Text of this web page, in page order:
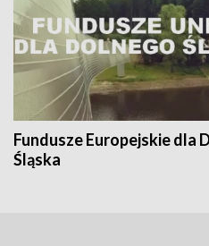
Fundusze Europejskie dla
Śląska